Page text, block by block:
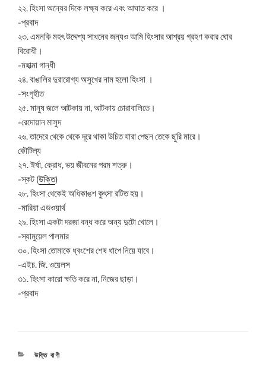
২২. হিংসা অন্যের দিকে লক্ষ্য করে এবং আঘাত করে ।
-প্রবাদ
২৩. এমনকি মহৎ উদ্দেশ্য সাধনের জন্যও আমি হিংসার আশ্রয় গ্রহণ করার ঘোর
বিরোধী।
-মহাত্মা গান্ধী
২৪. বাঙালির দুরারোগ্য অসুখের নাম হলো হিংসা ।
-সংগৃহীত
২৫. মানুষ জলে আটকায় না, আটকায় চোরাবালিতে।
-রেদোয়ান মাসুদ
২৬. তাদেরে থেকে থেকে দূরে থাকা উচিত যারা পেছন তেকে ছুরি মারে।
কৌটিল্য
২৭. ঈর্ষা, ক্রোধ, ভয় জীবনের পরম শত্রু।
-স্কট (উক্তি)
২৮. হিংসা থেকেই অধিকাঙশ কুৎসা রটিত হয়।
-মারিয়া এডওয়ার্থ
২৯. হিংসা একটা দরজা বন্ধ করে অন্য দুটো খোলে।
-স্যামুয়েল পালমার
৩০. হিংসা তোমাকে ধ্বংশের শেষ ধাপে নিয়ে যাবে।
-এইচ. জি. ওয়েলস
৩১. হিংসা কারো ক্ষতি করে না, নিজের ছাড়া।
-প্রবাদ
CATEGORIES
উক্তি বাণী